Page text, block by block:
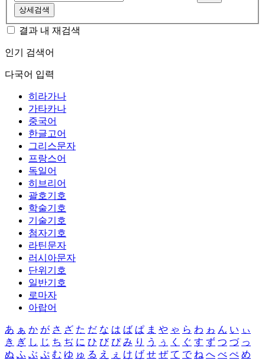
상세검색
결과 내 재검색
인기 검색어
다국어 입력
히라가나
가타카나
중국어
한글고어
그리스문자
프랑스어
독일어
히브리어
괄호기호
학술기호
기술기호
첨자기호
라틴문자
러시아문자
단위기호
일반기호
로마자
아랍어
あ ぁ か が さ ざ た だ な は ば ぱ ま や ゃ ら わ ゎ ん い ぃ
き ぎ し じ ち ぢ に ひ び ぴ み り う ぅ く ぐ す ず つ づ っ
ぬ ふ ぶ ぷ む ゆ ゅ る え ぇ け げ せ ぜ て で ね へ べ ぺ め